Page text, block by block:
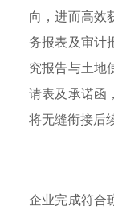
向，进而高效
务报表及审计
究报告与土地
请表及承诺函
将无缝衔接后
企业完成符合